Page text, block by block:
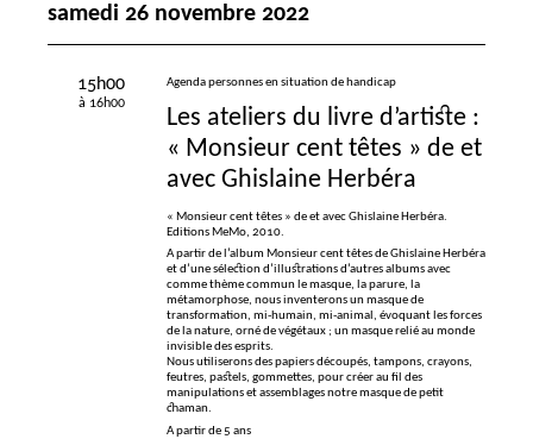
samedi 26 novembre 2022
15h00
à 16h00
Agenda personnes en situation de handicap
Les ateliers du livre d’artiste :
« Monsieur cent têtes » de et
avec Ghislaine Herbéra
« Monsieur cent têtes » de et avec Ghislaine Herbéra.
Editions MeMo, 2010.
A partir de l’album Monsieur cent têtes de Ghislaine Herbéra
et d’une sélection d’illustrations d’autres albums avec
comme thème commun le masque, la parure, la
métamorphose, nous inventerons un masque de
transformation, mi-humain, mi-animal, évoquant les forces
de la nature, orné de végétaux ; un masque relié au monde
invisible des esprits.
Nous utiliserons des papiers découpés, tampons, crayons,
feutres, pastels, gommettes, pour créer au fil des
manipulations et assemblages notre masque de petit
chaman.
A partir de 5 ans